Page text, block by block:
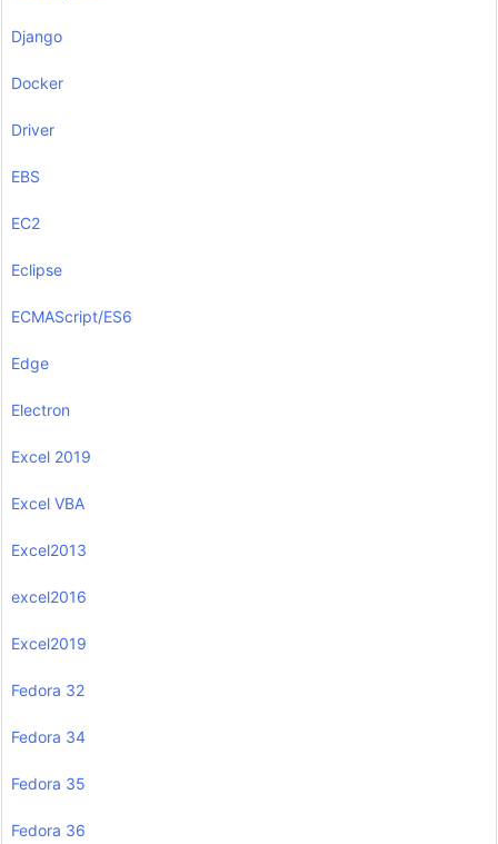
Django
Docker
Driver
EBS
EC2
Eclipse
ECMAScript/ES6
Edge
Electron
Excel 2019
Excel VBA
Excel2013
excel2016
Excel2019
Fedora 32
Fedora 34
Fedora 35
Fedora 36